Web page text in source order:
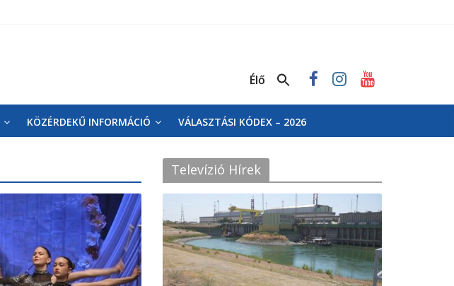
Élő
KÖZÉRDEKŰ INFORMÁCIÓ VÁLASZTÁSI KÓDEX – 2026
Televízió Hírek